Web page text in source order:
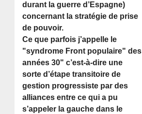
durant la guerre d’Espagne)
concernant la stratégie de prise
de pouvoir.
Ce que parfois j’appelle le
"syndrome Front populaire" des
années 30" c’est-à-dire une
sorte d’étape transitoire de
gestion progressiste par des
alliances entre ce qui a pu
s’appeler la gauche dans le